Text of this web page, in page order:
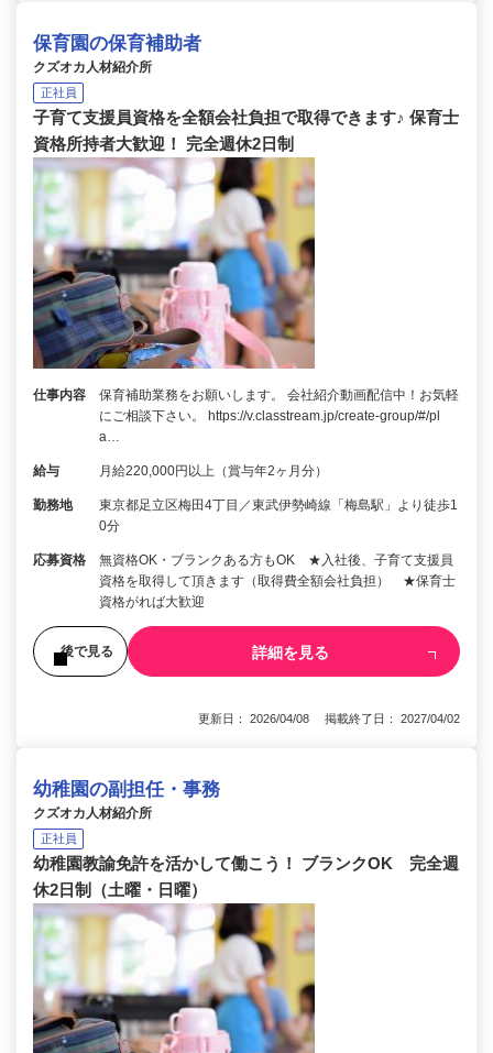
保育園の保育補助者
クズオカ人材紹介所
正社員
子育て支援員資格を全額会社負担で取得できます♪ 保育士
資格所持者大歓迎！ 完全週休2日制
仕事内容
保育補助業務をお願いします。 会社紹介動画配信中！お気軽
にご相談下さい。 https://v.classtream.jp/create-group/#/pl
a…
給与 月給220,000円以上（賞与年2ヶ月分）
勤務地
東京都足立区梅田4丁目／東武伊勢崎線「梅島駅」より徒歩1
0分
応募資格
無資格OK・ブランクある方もOK ★入社後、子育て支援員
資格を取得して頂きます（取得費全額会社負担） ★保育士
資格がれば大歓迎
後で見る 詳細を見る
更新日： 2026/04/08 掲載終了日： 2027/04/02
幼稚園の副担任・事務
クズオカ人材紹介所
正社員
幼稚園教諭免許を活かして働こう！ ブランクOK 完全週
休2日制（土曜・日曜）